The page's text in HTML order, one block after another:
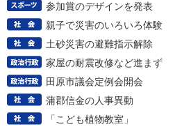
参加賞のデザインを発表
親子で災害のいろいろ体験
土砂災害の避難指示解除
家屋の耐震改修など進まず
田原市議会定例会開会
蒲郡信金の人事異動
「こども植物教室」